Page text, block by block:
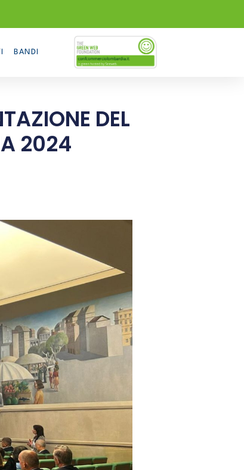
BANDI
DEL
2024